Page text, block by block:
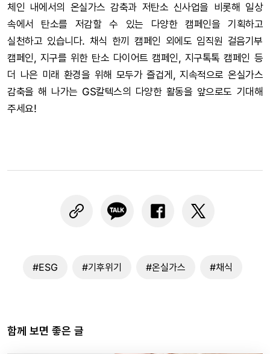
체인 내에서의 온실가스 감축과 저탄소 신사업을 비롯해 일상
속에서 탄소를 저감할 수 있는 다양한 캠페인을 기획하고
실천하고 있습니다. 채식 한끼 캠페인 외에도 임직원 걸음기부
캠페인, 지구를 위한 탄소 다이어트 캠페인, 지구톡톡 캠페인 등
더 나은 미래 환경을 위해 모두가 즐겁게, 지속적으로 온실가스
감축을 해 나가는 GS칼텍스의 다양한 활동을 앞으로도 기대해
주세요!
#ESG #기후위기 #온실가스 #채식
함께 보면 좋은 글